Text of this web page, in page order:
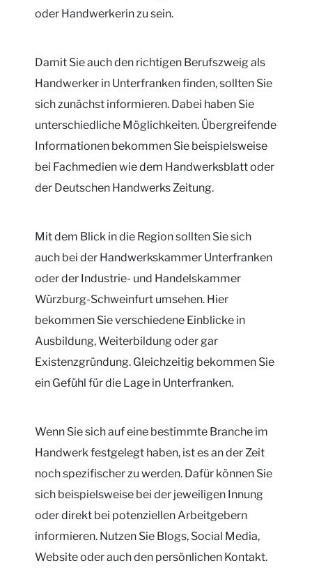
oder Handwerkerin zu sein.
Damit Sie auch den richtigen Berufszweig als
Handwerker in Unterfranken finden, sollten Sie
sich zunächst informieren. Dabei haben Sie
unterschiedliche Möglichkeiten. Übergreifende
Informationen bekommen Sie beispielsweise
bei Fachmedien wie dem Handwerksblatt oder
der Deutschen Handwerks Zeitung.
Mit dem Blick in die Region sollten Sie sich
auch bei der Handwerkskammer Unterfranken
oder der Industrie- und Handelskammer
Würzburg-Schweinfurt umsehen. Hier
bekommen Sie verschiedene Einblicke in
Ausbildung, Weiterbildung oder gar
Existenzgründung. Gleichzeitig bekommen Sie
ein Gefühl für die Lage in Unterfranken.
Wenn Sie sich auf eine bestimmte Branche im
Handwerk festgelegt haben, ist es an der Zeit
noch spezifischer zu werden. Dafür können Sie
sich beispielsweise bei der jeweiligen Innung
oder direkt bei potenziellen Arbeitgebern
informieren. Nutzen Sie Blogs, Social Media,
Website oder auch den persönlichen Kontakt.